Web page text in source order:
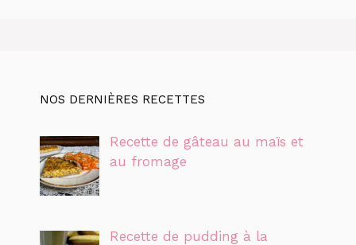
NOS DERNIÈRES RECETTES
Recette de gâteau au maïs et
au fromage
Recette de pudding à la